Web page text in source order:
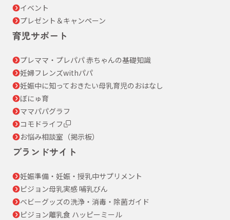
イベント
プレゼント＆キャンペーン
育児サポート
プレママ・プレパパ 赤ちゃんの基礎知識
妊婦フレンズwithパパ
妊娠中に知っておきたい母乳育児のおはなし
ぼにゅ育
ママパパグラフ
コモドライフ
お悩み相談室（掲示板）
ブランドサイト
妊娠準備・妊娠・授乳中サプリメント
ピジョン母乳実感 哺乳びん
ベビーグッズの洗浄・消毒・除菌ガイド
ピジョン離乳食 ハッピーミール